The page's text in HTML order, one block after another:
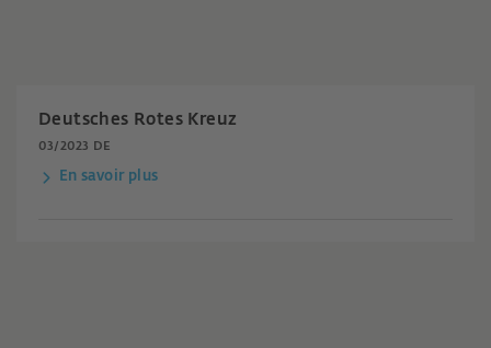
Deutsches Rotes Kreuz
03/2023 DE
En savoir plus